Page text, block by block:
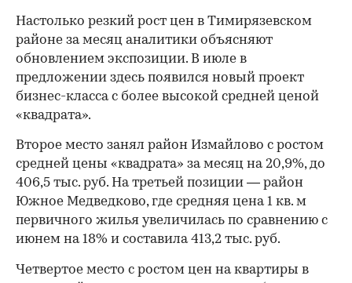
Настолько резкий рост цен в Тимирязевском
районе за месяц аналитики объясняют
обновлением экспозиции. В июле в
предложении здесь появился новый проект
бизнес-класса с более высокой средней ценой
«квадрата».
Второе место занял район Измайлово с ростом
средней цены «квадрата» за месяц на 20,9%, до
406,5 тыс. руб. На третьей позиции — район
Южное Медведково, где средняя цена 1 кв. м
первичного жилья увеличилась по сравнению с
июнем на 18% и составила 413,2 тыс. руб.
Четвертое место с ростом цен на квартиры в